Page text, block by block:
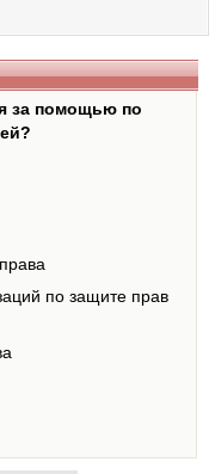
за помощью по
по защите прав